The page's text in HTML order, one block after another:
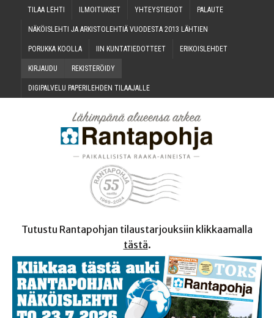
TILAA LEH­TI ILMOI­TUK­SET YHTEYS­TIE­DOT PALAU­TE
NÄKÖIS­LEH­TI JA ARKIS­TO­LEH­TIÄ VUO­DES­TA 2013 LÄHTIEN
PORUK­KA KOOLLA IIN KUN­TA­TIE­DOT­TEET ERI­KOIS­LEH­DET
KIR­JAU­DU REKIS­TE­RÖI­DY
DIGI­PAL­VE­LU PAPE­RI­LEH­DEN TILAAJALLE
Tutustu Rantapohjan tilaustarjouksiin klikkaamalla
tästä.